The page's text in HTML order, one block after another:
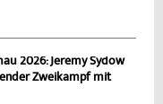
2026: Jeremy Sydow
Zweikampf mit